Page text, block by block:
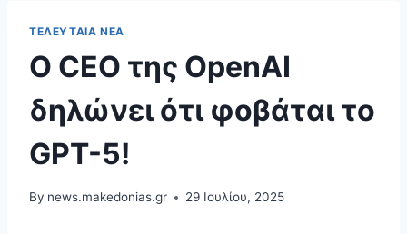
ΤΕΛΕΥΤΑΊΑ ΝΈΑ
Ο CEO της OpenAI
δηλώνει ότι φοβάται το
GPT-5!
By news.makedonias.gr 29 Ιουλίου, 2025